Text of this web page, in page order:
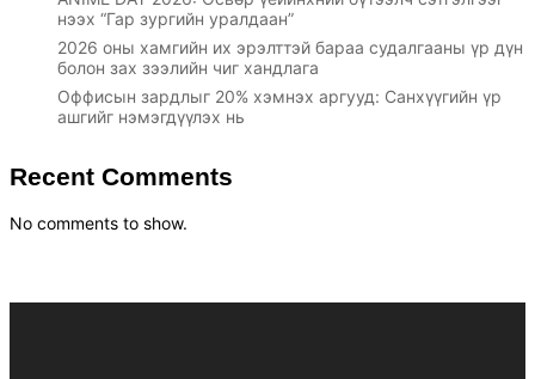
нээх “Гар зургийн уралдаан”
2026 оны хамгийн их эрэлттэй бараа судалгааны үр дүн
болон зах зээлийн чиг хандлага
Оффисын зардлыг 20% хэмнэх аргууд: Санхүүгийн үр
ашгийг нэмэгдүүлэх нь
Recent Comments
No comments to show.